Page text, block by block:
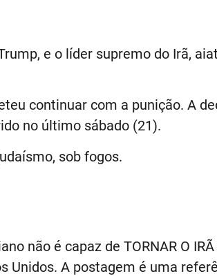
e o líder supremo do Irã,
continuar com a punição. A
no último sábado (21).
sob fogos.
não é capaz de TORNAR O IRÃ
Unidos. A postagem é uma